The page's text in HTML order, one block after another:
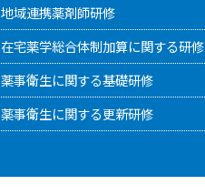
地域連携薬剤師研修
在宅薬学総合体制加算に関する研修
薬事衛生に関する基礎研修
薬事衛生に関する更新研修